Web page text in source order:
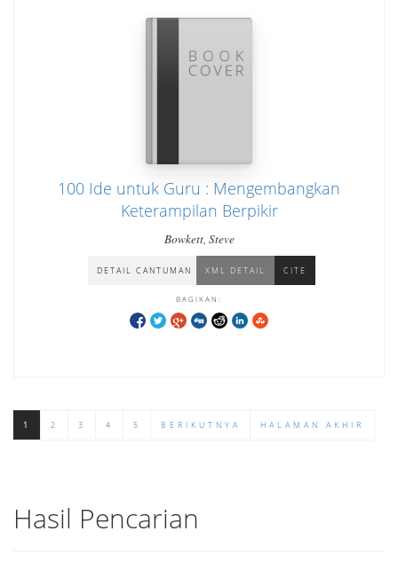
100 Ide untuk Guru : Mengembangkan
Keterampilan Berpikir
Bowkett, Steve
DETAIL CANTUMAN XML DETAIL CITE
BAGIKAN:
1 2 3 4 5 BERIKUTNYA HALAMAN AKHIR
Hasil Pencarian